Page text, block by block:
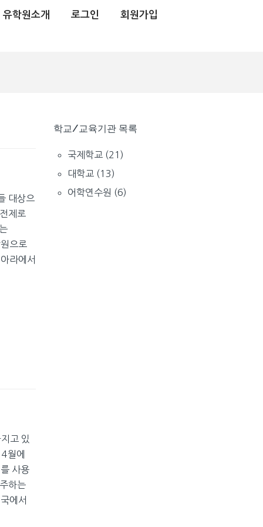
유학원소개 로그인 회원가입
대상으
제로
으로
라에서
고 있
월에
사용
하는
에서
학교/교육기관 목록
국제학교 (21)
대학교 (13)
어학연수원 (6)